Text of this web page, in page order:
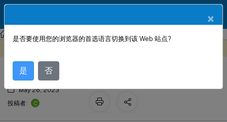
NetScaler Citrix ADC 13.0 身份验证、授权和审核应用程序流量
使用 nFactor 身份验证的示例部署
May 26, 2023
投稿者:
C
×
是否要使用您的浏览器的首选语言切换到该 Web 站点?
是 否